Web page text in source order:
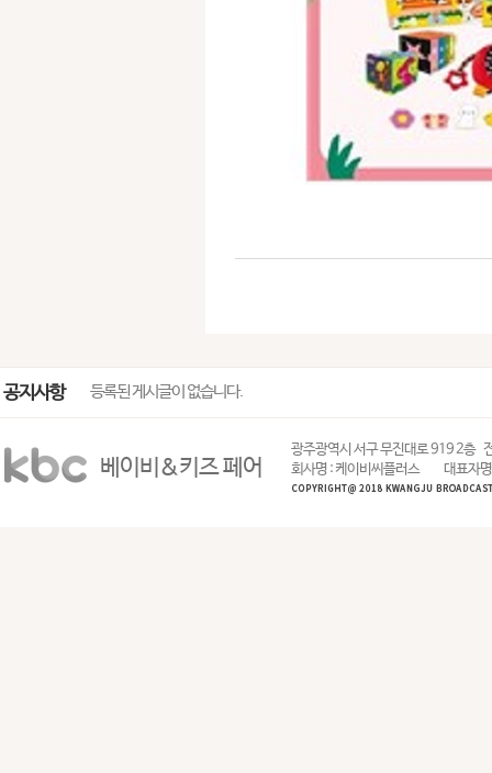
공지사항 등록된 게시글이 없습니다.
베이비&키즈 페어
광주광역시 서구 무진대로 919 2층
회사명 : 케이비씨플러스
대표자